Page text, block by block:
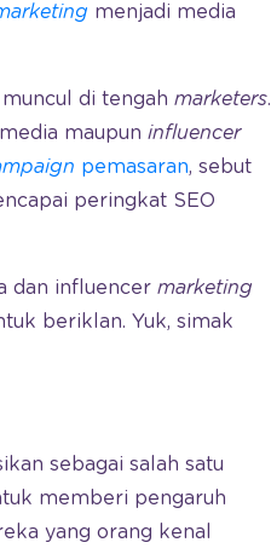
menjadi media
di tengah marketers.
maupun influencer
pemasaran, sebut
peringkat SEO
dan influencer marketing
beriklan. Yuk, simak
sebagai salah satu
memberi pengaruh
yang orang kenal